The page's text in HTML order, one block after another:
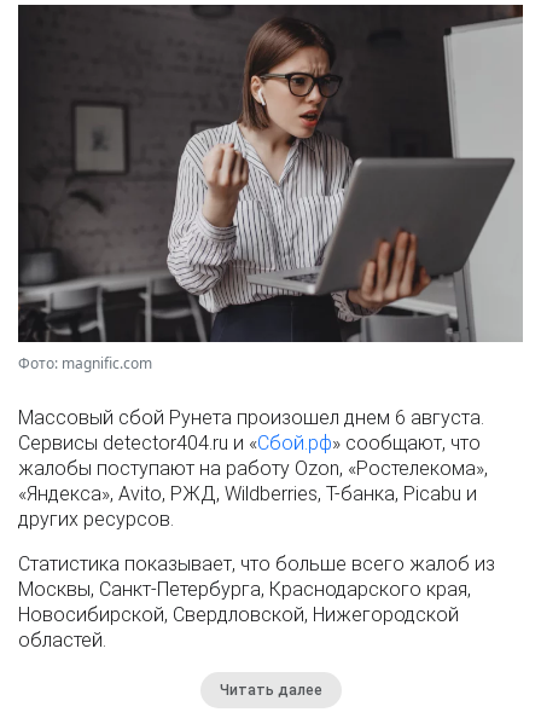
Фото: magnific.com
Массовый сбой Рунета произошел днем 6 августа.
Сервисы detector404.ru и «Сбой.рф» сообщают, что
жалобы поступают на работу Ozon, «Ростелекома»,
«Яндекса», Avito, РЖД, Wildberries, Т-банка, Picabu и
других ресурсов.
Статистика показывает, что больше всего жалоб из
Москвы, Санкт-Петербурга, Краснодарского края,
Новосибирской, Свердловской, Нижегородской
областей.
Читать далее